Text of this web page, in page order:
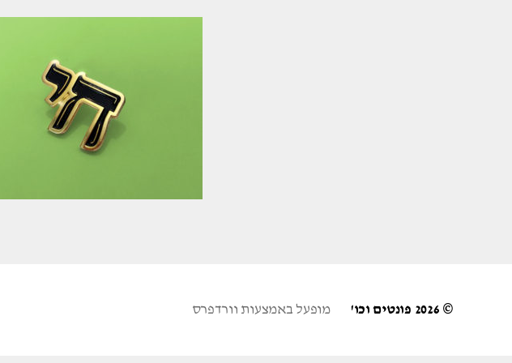
© 2026 פונטים וכו' מופעל באמצעות וורדפרס